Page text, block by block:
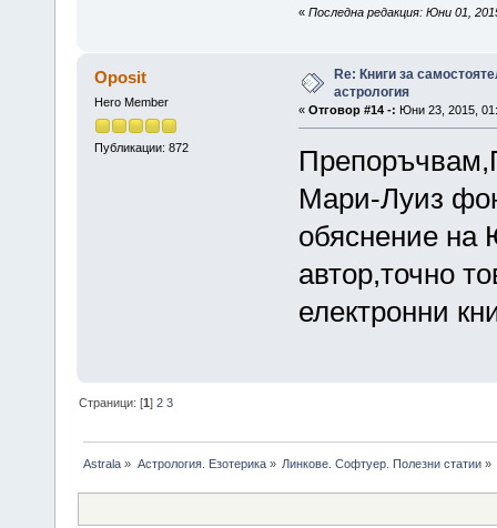
« Последна редакция: Юни 01,
Oposit
Hero Member
Публикации: 872
Re: Книги за
астрология
« Отговор #14 -: Юни 23, 2015,
Мари-Луиз
обяснение на
автор,точно
електронни
Страници: [1]2 3
Astrala » Астрология. Езотерика» Линкове. Софтуер. Полезни статии»